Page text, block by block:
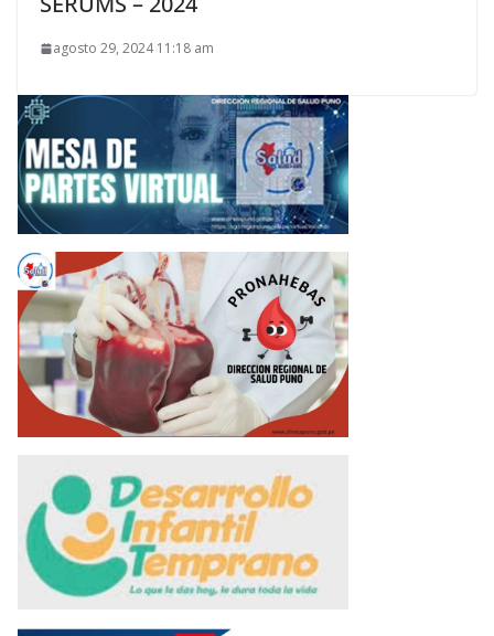
agosto 29, 2024 11:18 am